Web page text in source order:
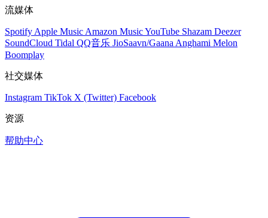
流媒体
Spotify Apple Music Amazon MusicYouTube Shazam Deezer
SoundCloud Tidal QQ音乐 JioSaavn/Gaana Anghami Melon
Boomplay
社交媒体
Instagram TikTok X (Twitter) Facebook
资源
帮助中心